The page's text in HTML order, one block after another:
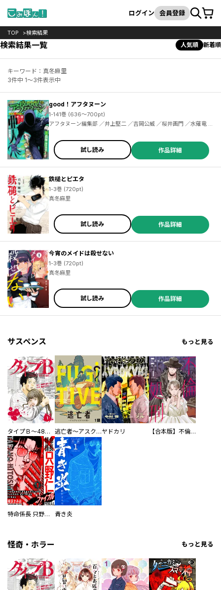
検索
ログイン 会員登録カート
TOP 検索結果
検索結果一覧 人気順 新着順
キーワード：真冬麻里
3件中 1～3件表示中
good！アフタヌーン
1-141巻 (636～700pt)
アフタヌーン編集部 ／井上堅二 ／吉岡公威 ／桜井画門 ／水薙竜 ／雨隠ギド ／濱田浩輔 ／麻生みこと ／桑原太矩 ／梶谷きり ／櫓刃鉄火 ／熊澤深夜 ／珈琲 ／亜画々屋ぺらも ／志倉千代丸 ／銃爺 ／pako ／飯島しんごう ／みかわ絵子 ／高倉みどり ／タヤマ碧 ／富本祥太 ／木村紺 ／闇川コウ ／横山キムチ ／泉光 ／めごちも ／森とんかつ ／小田世里奈 ／伊口紺 ／保志レンジ ／久保田之都 ／赤堀君 ／イシイ渡 ／ＴＮＳＫ ／LEN［A-7］ ／光城ノマメ ／しまな央 ／藤田治 ／ふみん
／トダサキ ／戸倉そう ／石川雅之 ／水戸市子 ／陶延リュウ ／にたもと ／森井暁正 ／二月三日 ／松本藍 ／田中一行 ／若菜 ／東田裕介 ／岡村みのり ／あまおゆう ／桜川千晃 ／ツカサ ／サブロウタ ／梱枝りこ ／岡田コウ ／秋津そたか ／向浦宏和 ／水あさと ／木下龍太 ／加納梨衣 ／山口つばさ ／太田モアレ ／貴志祐介 ／烏山英司 ／月子 ／志木浩雄 ／高屋敷衣吹 ／今井哲也 ／井上拓実 ／芳賀概夢 ／浜弓場双 ／東雲 ／鷹野聖月 ／松枝穂積 ／中村優児 ／黒乃ロク ／鳴沢羽尾
試し読み 作品詳細
鉄槌とピエタ
1-3巻 (720pt)
真冬麻里
試し読み 作品詳細
今宵のメイドは殺せない
1-3巻 (720pt)
真冬麻里
試し読み 作品詳細
サスペンス もっと見る
タイプＢ～48時間後、致死率100％～【単話】 逃亡者～アスクレピオスの杖～ヤドカリ 【合本版】不倫処刑
特命係長 只野仁ファイナル 愛蔵版 青き炎
怪奇・ホラー もっと見る